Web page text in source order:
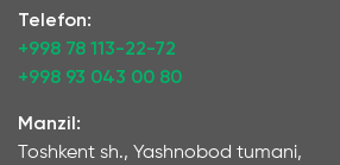
Telefon:
+998 78 113-22-72
+998 93 043 00 80
Manzil:
Toshkent sh., Yashnobod tumani,